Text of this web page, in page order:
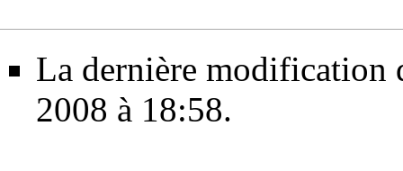
La dernière modification
2008 à 18:58.